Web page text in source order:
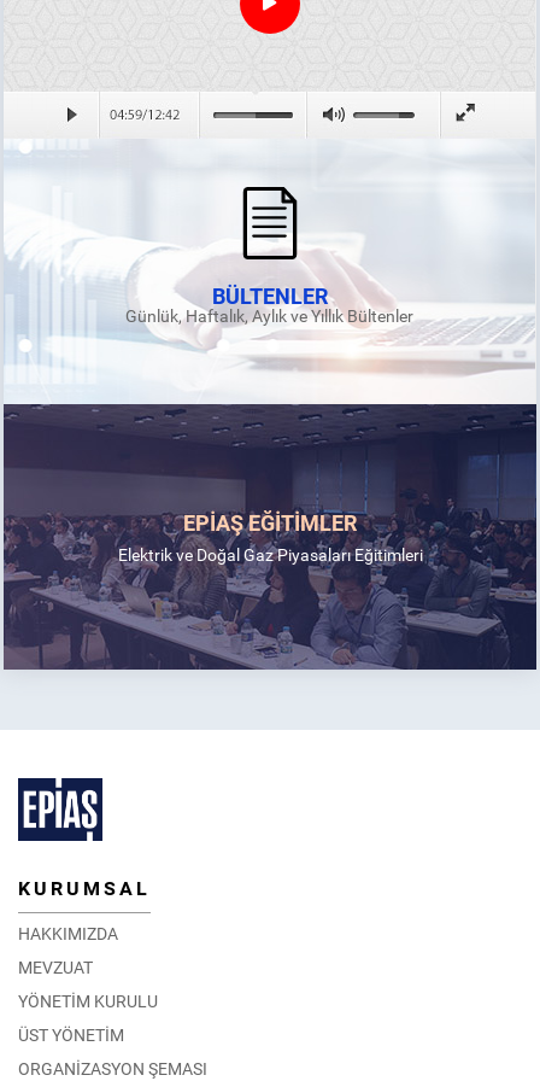
BÜLTENLER
Günlük, Haftalık, Aylık ve Yıllık Bültenler
EPİAŞ EĞİTİMLER
Elektrik ve Doğal Gaz Piyasaları Eğitimleri
KURUMSAL
HAKKIMIZDA
MEVZUAT
YÖNETİM KURULU
ÜST YÖNETİM
ORGANİZASYON ŞEMASI